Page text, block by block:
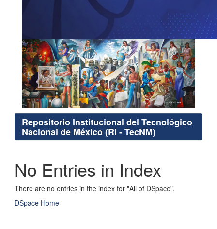
Repositorio Institucional del Tecnológico
Nacional de México (RI - TecNM)
No Entries in Index
There are no entries in the index for "All of DSpace".
DSpace Home